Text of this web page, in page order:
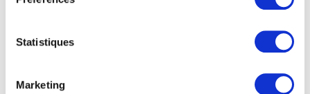
Statistiques
Marketing